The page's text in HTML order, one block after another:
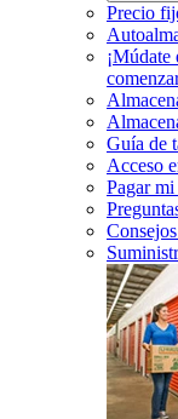
Precio
Guía de
Acceso
Pagar